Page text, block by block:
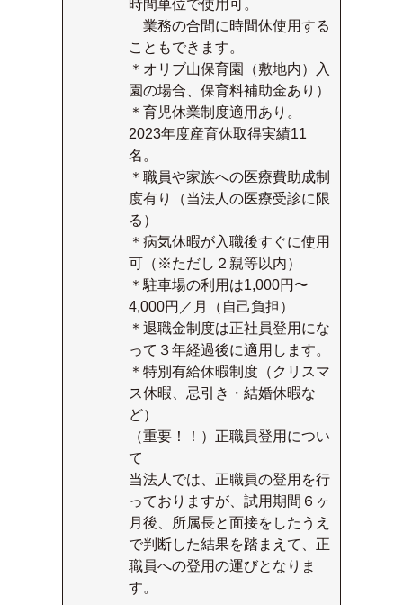
時間単位で使用可。
業務の合間に時間休使用する
こともできます。
＊オリブ山保育園（敷地内）入
園の場合、保育料補助金あり）
＊育児休業制度適用あり。
2023年度産育休取得実績11
名。
＊職員や家族への医療費助成制
度有り（当法人の医療受診に限
る）
＊病気休暇が入職後すぐに使用
可（※ただし２親等以内）
＊駐車場の利用は1,000円〜
4,000円／月（自己負担）
＊退職金制度は正社員登用にな
って３年経過後に適用します。
＊特別有給休暇制度（クリスマ
ス休暇、忌引き・結婚休暇な
ど）
（重要！！）正職員登用につい
て
当法人では、正職員の登用を行
っておりますが、試用期間６ヶ
月後、所属長と面接をしたうえ
で判断した結果を踏まえて、正
職員への登用の運びとなりま
す。